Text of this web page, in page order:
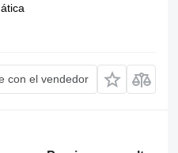
con el vendedor